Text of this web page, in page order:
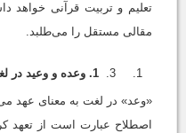
تعلیم و تربیت قرآنی خواهد
مقالی مستقل را می‌طلبد.
1. وعده و وعيد در لغت و اصطلاح
اصطلاح عبارت است از تعهد